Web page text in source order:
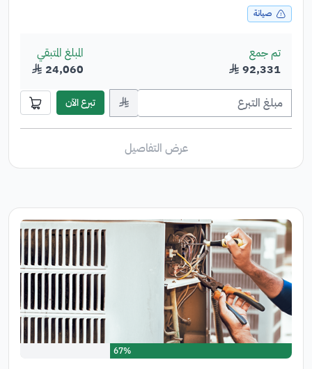
صيانة
تم جمع
92,331﷼
المبلغ المتبقي
24,060﷼
﷼
تبرع الآن
عرض التفاصيل
67%